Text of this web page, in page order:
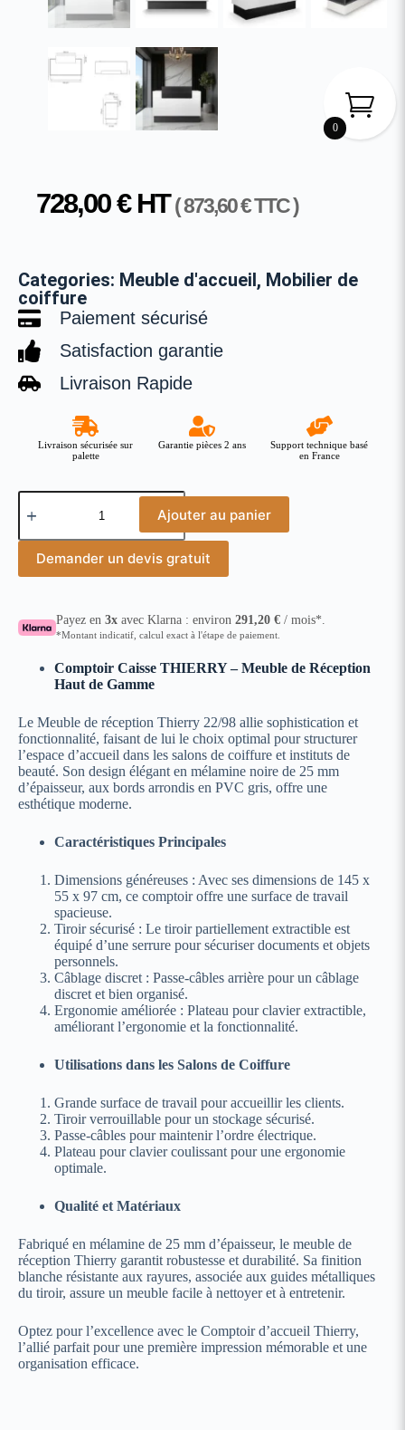
728,00€HT (873,60€TTC )
Categories: Meuble d'accueil, Mobilier de
coiffure
Paiement sécurisé
Satisfaction garantie
Livraison Rapide
Livraison sécurisée sur
palette
Garantie pièces 2 ans
Support technique basé
en France
Ajouter au panier
Demander un devis gratuit
Payez en3x avec Klarna : environ291,20€ / mois*.
*Montant indicatif, calcul exact à l'étape de paiement.
Comptoir Caisse THIERRY – Meuble de Réception
Haut de Gamme
Le Meuble de réception Thierry 22/98 allie sophistication et
fonctionnalité, faisant de lui le choix optimal pour structurer
l’espace d’accueil dans les salons de coiffure et instituts de
beauté. Son design élégant en mélamine noire de 25 mm
d’épaisseur, aux bords arrondis en PVC gris, offre une
esthétique moderne.
Caractéristiques Principales
Dimensions généreuses : Avec ses dimensions de 145 x
55 x 97 cm, ce comptoir offre une surface de travail
spacieuse.
Tiroir sécurisé : Le tiroir partiellement extractible est
équipé d’une serrure pour sécuriser documents et objets
personnels.
Câblage discret : Passe-câbles arrière pour un câblage
discret et bien organisé.
Ergonomie améliorée : Plateau pour clavier extractible,
améliorant l’ergonomie et la fonctionnalité.
Utilisations dans les Salons de Coiffure
Grande surface de travail pour accueillir les clients.
Tiroir verrouillable pour un stockage sécurisé.
Passe-câbles pour maintenir l’ordre électrique.
Plateau pour clavier coulissant pour une ergonomie
optimale.
Qualité et Matériaux
Fabriqué en mélamine de 25 mm d’épaisseur, le meuble de
réception Thierry garantit robustesse et durabilité. Sa finition
blanche résistante aux rayures, associée aux guides métalliques
du tiroir, assure un meuble facile à nettoyer et à entretenir.
Optez pour l’excellence avec le Comptoir d’accueil Thierry,
l’allié parfait pour une première impression mémorable et une
organisation efficace.
0